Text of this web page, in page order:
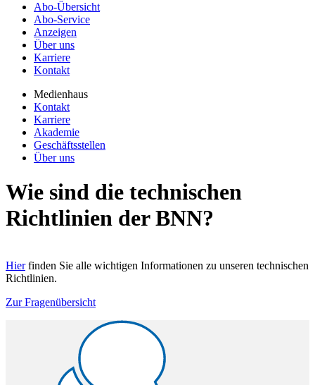
Abo-Übersicht
Abo-Service
Anzeigen
Über uns
Karriere
Kontakt
Medienhaus
Kontakt
Karriere
Akademie
Geschäftsstellen
Über uns
Wie sind die technischen
Richtlinien der BNN?
Hierfinden Sie alle wichtigen Informationen zu unseren technischen
Richtlinien.
Zur Fragenübersicht